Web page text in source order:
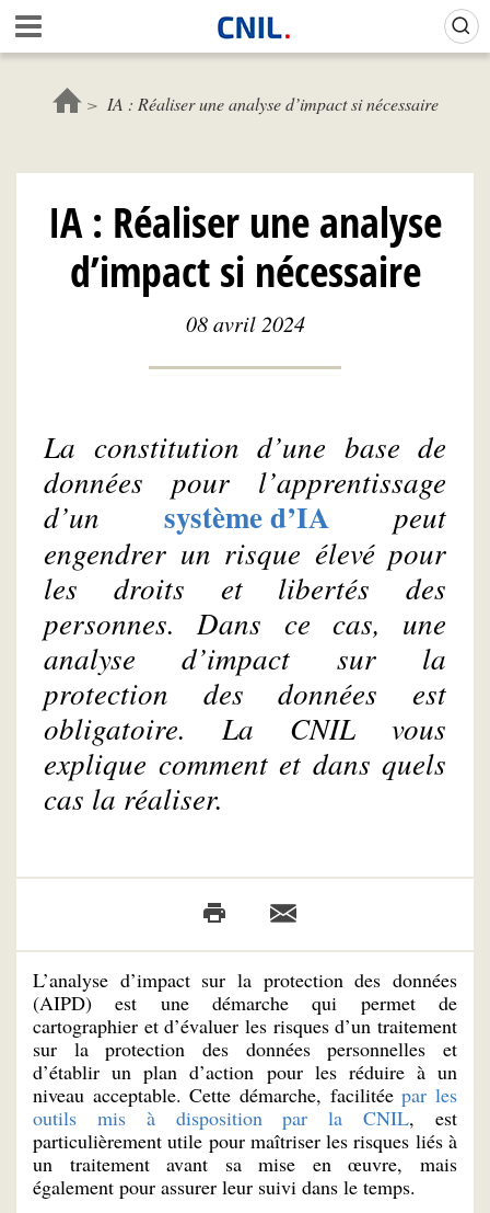
Aller
au
contenu
c
l
C
N
I
L
IA : Réaliser une analyse d’impact si nécessaire
IA : Réaliser une analyse
d’impact si nécessaire
08 avril 2024
La constitution d’une base de
données pour l’apprentissage
d’un système d’IA peut
engendrer un risque élevé pour
les droits et libertés des
personnes. Dans ce cas, une
analyse d’impact sur la
protection des données est
obligatoire. La CNIL vous
explique comment et dans quels
cas la réaliser.
L’analyse d’impact sur la protection des données
(AIPD) est une démarche qui permet de
cartographier et d’évaluer les risques d’un traitement
sur la protection des données personnelles et
d’établir un plan d’action pour les réduire à un
niveau acceptable. Cette démarche, facilitéepar les
outils mis à disposition par la CNIL, est
particulièrement utile pour maîtriser les risques liés à
un traitement avant sa mise en œuvre, mais
également pour assurer leur suivi dans le temps.
Gestion de vos préférences sur les cookies (témoins de connexion)